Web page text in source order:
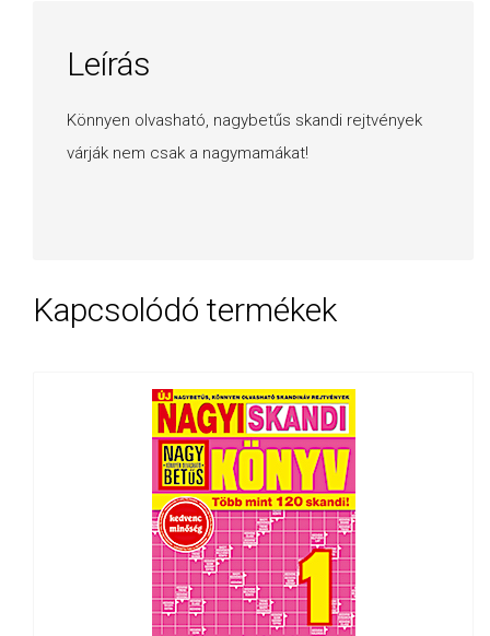
Leírás
Könnyen olvasható, nagybetűs skandi rejtvények
várják nem csak a nagymamákat!
Kapcsolódó termékek